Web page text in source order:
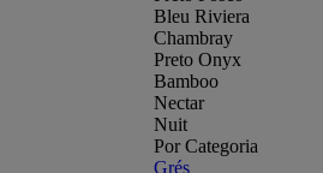
Bleu Riviera
Chambray
Preto Onyx
Bamboo
Nectar
Nuit
Por Categoria
Grés